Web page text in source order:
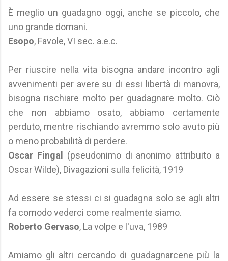
È meglio un guadagno oggi, anche se piccolo, che
uno grande domani.
Esopo, Favole, VI sec. a.e.c.
Per riuscire nella vita bisogna andare incontro agli
avvenimenti per avere su di essi libertà di manovra,
bisogna rischiare molto per guadagnare molto. Ciò
che non abbiamo osato, abbiamo certamente
perduto, mentre rischiando avremmo solo avuto più
o meno probabilità di perdere.
Oscar Fingal (pseudonimo di anonimo attribuito a
Oscar Wilde), Divagazioni sulla felicità, 1919
Ad essere se stessi ci si guadagna solo se agli altri
fa comodo vederci come realmente siamo.
Roberto Gervaso, La volpe e l'uva, 1989
Amiamo gli altri cercando di guadagnarcene più la